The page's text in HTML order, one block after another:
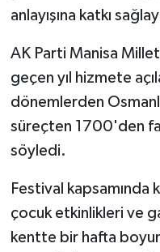
anlayışına katkı
AK Parti Manisa
geçen yıl hizmete
dönemlerden
süreçten 1700'den
söyledi.
Festival
çocuk etkinlikleri ve
kentte bir hafta